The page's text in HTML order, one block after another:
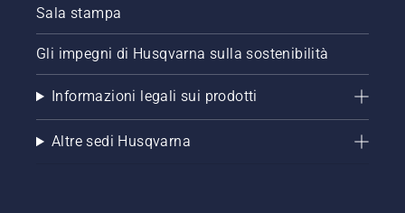
Sala stampa
Gli impegni di Husqvarna sulla sostenibilità
Informazioni legali sui prodotti
Altre sedi Husqvarna